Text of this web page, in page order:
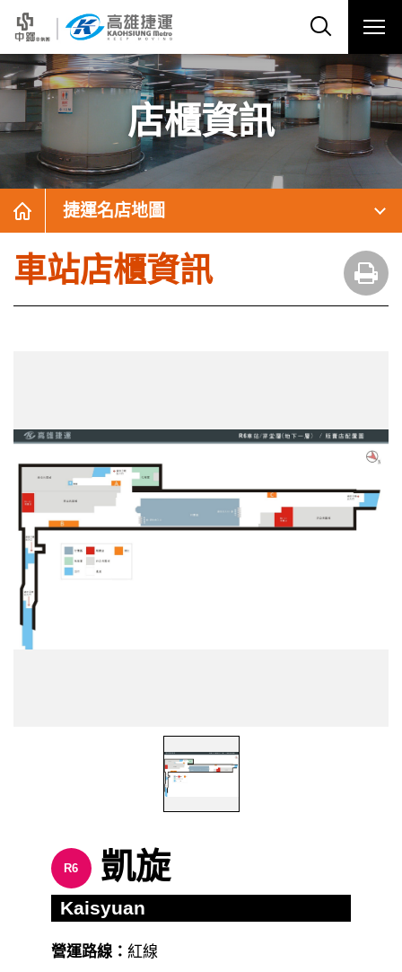
店櫃資訊
捷運名店地圖
車站店櫃資訊
R6 凱旋
Kaisyuan
營運路線： 紅線